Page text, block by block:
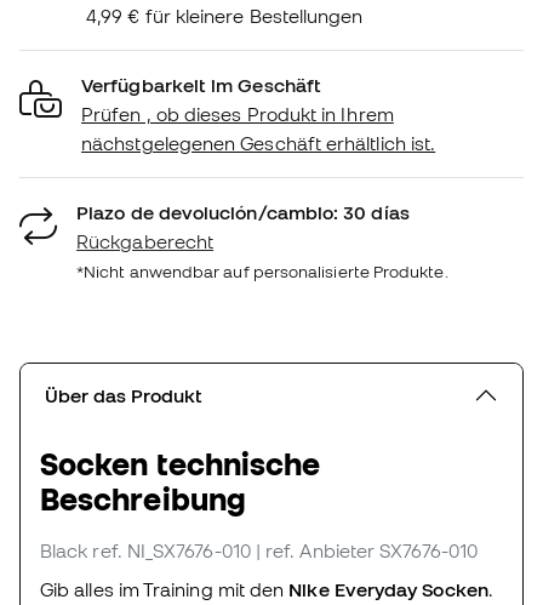
4,99 € für kleinere Bestellungen
Verfügbarkeit im Geschäft
Prüfen , ob dieses Produkt in Ihrem
nächstgelegenen Geschäft erhältlich ist.
Plazo de devolución/cambio: 30 días
Rückgaberecht
*Nicht anwendbar auf personalisierte Produkte.
Über das Produkt
Socken technische
Beschreibung
Black ref. NI_SX7676-010 | ref. Anbieter SX7676-010
Gib alles im Training mit den Nike Everyday Socken.